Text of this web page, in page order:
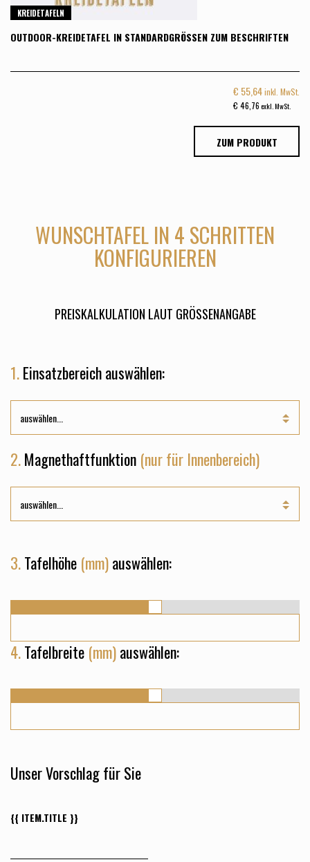
KREIDETAFELN
OUTDOOR-KREIDETAFEL IN STANDARDGRÖSSEN ZUM BESCHRIFTEN
€ 55,64inkl. MwSt.
€ 46,76 exkl. MwSt.
ZUM PRODUKT
WUNSCHTAFEL IN 4 SCHRITTEN
KONFIGURIEREN
PREISKALKULATION LAUT GRÖSSENANGABE
1.Einsatzbereich auswählen:
2.Magnethaftfunktion (nur für Innenbereich)
3.Tafelhöhe (mm)auswählen:
4.Tafelbreite (mm)auswählen:
Unser Vorschlag für Sie
{{ ITEM.TITLE }}